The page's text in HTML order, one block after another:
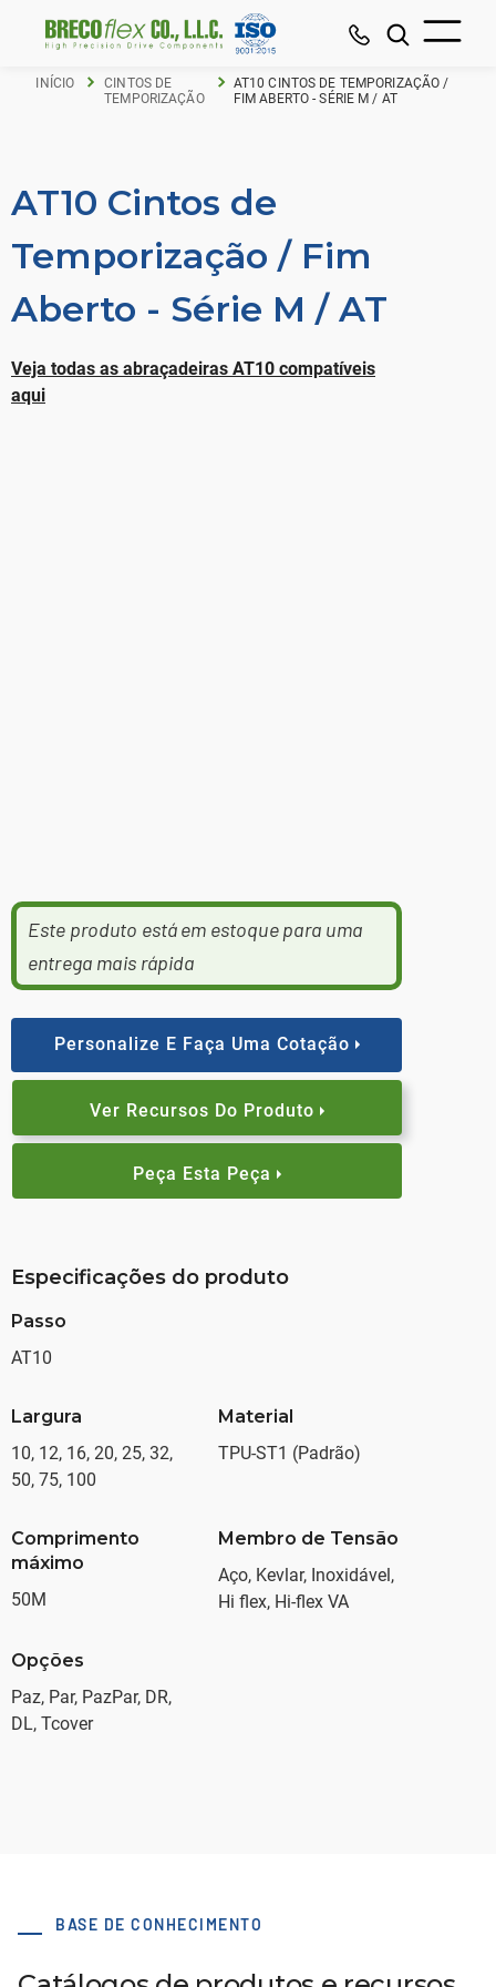
INÍCIO
CINTOS DE
TEMPORIZAÇÃO
AT10 CINTOS DE TEMPORIZAÇÃO /
FIM ABERTO - SÉRIE M / AT
AT10 Cintos de
Temporização / Fim
Aberto - Série M / AT
Veja todas as abraçadeiras AT10 compatíveis
aqui
Este produto está em estoque para uma
entrega mais rápida
Personalize E Faça Uma Cotação
Ver Recursos Do Produto
Peça Esta Peça
Especificações do produto
Passo
AT10
Largura
10, 12, 16, 20, 25, 32,
50, 75, 100
Material
TPU-ST1 (Padrão)
Comprimento
máximo
50M
Membro de Tensão
Aço, Kevlar, Inoxidável,
Hi flex, Hi-flex VA
Opções
Paz, Par, PazPar, DR,
DL, Tcover
BASE DE CONHECIMENTO